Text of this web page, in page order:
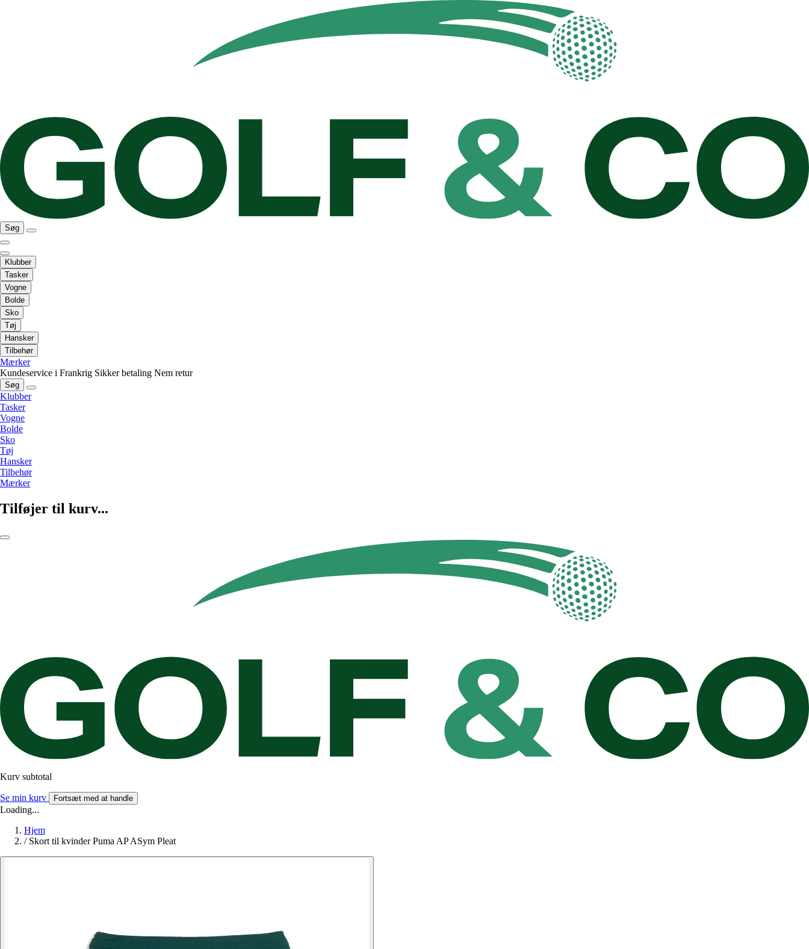
Søg
Klubber
Tasker
Vogne
Bolde
Sko
Tøj
Hansker
Tilbehør
Mærker
Kundeservice i Frankrig Sikker betaling Nem retur
Søg
Klubber
Tasker
Vogne
Bolde
Sko
Tøj
Hansker
Tilbehør
Mærker
Tilføjer til kurv...
Kurv subtotal
Se min kurv Fortsæt med at handle
Loading...
Hjem
/ Skort til kvinder Puma AP ASym Pleat